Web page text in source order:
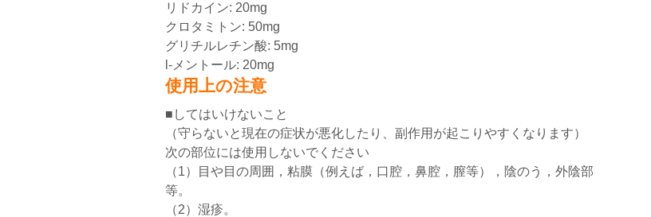
リドカイン: 20mg
クロタミトン: 50mg
グリチルレチン酸: 5mg
l-メントール: 20mg
使用上の注意
■してはいけないこと
（守らないと現在の症状が悪化したり、副作用が起こりやすくなります）
次の部位には使用しないでください
（1）目や目の周囲，粘膜（例えば，口腔，鼻腔，膣等），陰のう，外陰部
等。
（2）湿疹。